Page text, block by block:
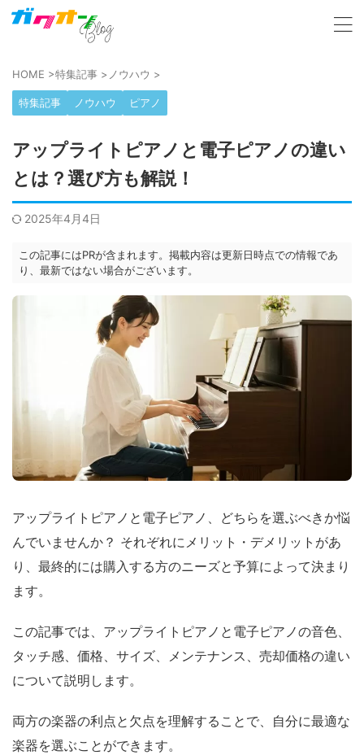
HOME >特集記事 > ノウハウ >
特集記事 ノウハウ ピアノ
アップライトピアノと電子ピアノの違い
とは？選び方も解説！
2025年4月4日
この記事にはPRが含まれます。掲載内容は更新日時点での情報であ
り、最新ではない場合がございます。
アップライトピアノと電子ピアノ、どちらを選ぶべきか悩
んでいませんか？ それぞれにメリット・デメリットがあ
り、最終的には購入する方のニーズと予算によって決まり
ます。
この記事では、アップライトピアノと電子ピアノの音色、
タッチ感、価格、サイズ、メンテナンス、売却価格の違い
について説明します。
両方の楽器の利点と欠点を理解することで、自分に最適な
楽器を選ぶことができます。